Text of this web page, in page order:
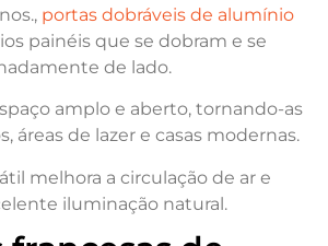
portas dobráveis de alumínio
painéis que se dobram e se
de lado.
amplo e aberto, tornando-as
áreas de lazer e casas modernas.
melhora a circulação de ar e
iluminação natural.